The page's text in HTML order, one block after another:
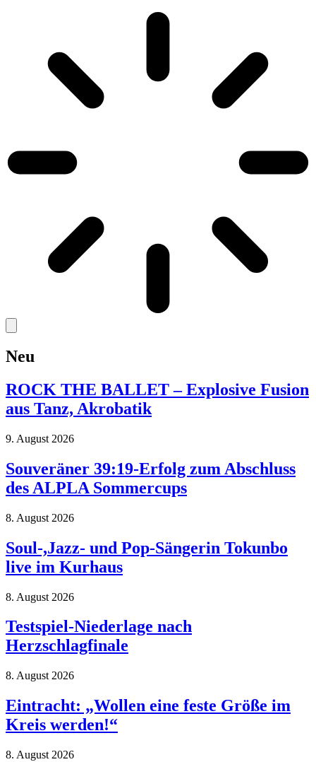
Neu
ROCK THE BALLET – Explosive Fusion
aus Tanz, Akrobatik
9. August 2026
Souveräner 39:19-Erfolg zum Abschluss
des ALPLA Sommercups
8. August 2026
Soul-,Jazz- und Pop-Sängerin Tokunbo
live im Kurhaus
8. August 2026
Testspiel-Niederlage nach
Herzschlagfinale
8. August 2026
Eintracht: „Wollen eine feste Größe im
Kreis werden!“
8. August 2026